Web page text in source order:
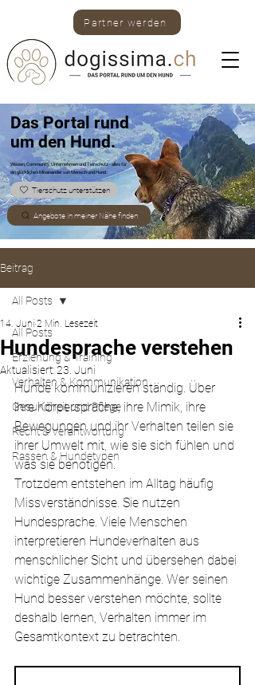
Tierschutz unterstützen
Angebote in meiner Nähe finden
Wissen, Community, Unternehmen und Tierschutz -alles für
ein glückliches Miteinander von Mensch und Hund.
Das Portal rund
um den Hund.
Partner werden
Beitrag
All Posts
Erziehung & Training
Verhalten & Kommunikation
Gesundheit und Pflege
Recht & Verantwortung
Rassen & Hundetypen
All Posts
Hundesprache verstehen
14. Juni 2 Min. Lesezeit
Aktualisiert:23. Juni
Hunde kommunizieren ständig. Über
ihre Körpersprache, ihre Mimik, ihre
Bewegungen und ihr Verhalten teilen sie
ihrer Umwelt mit, wie sie sich fühlen und
was sie benötigen.
Trotzdem entstehen im Alltag häufig
Missverständnisse. Sie nutzen
Hundesprache. Viele Menschen
interpretieren Hundeverhalten aus
menschlicher Sicht und übersehen dabei
wichtige Zusammenhänge. Wer seinen
Hund besser verstehen möchte, sollte
deshalb lernen, Verhalten immer im
Gesamtkontext zu betrachten.